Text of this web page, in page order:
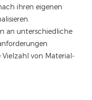
ihren eigenen
an unterschiedliche
von Material-